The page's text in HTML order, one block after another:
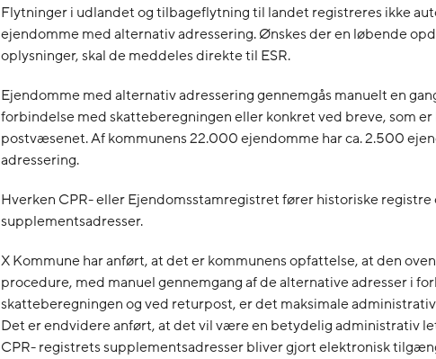
Flytninger i udlandet og tilbageflytning til landet registreres ikke
ejendomme med alternativ adressering. Ønskes der en løbende
oplysninger, skal de meddeles direkte til ESR.
Ejendomme med alternativ adressering gennemgås manuelt en
forbindelse med skatteberegningen eller konkret ved breve, som
postvæsenet. Af kommunens 22.000 ejendomme har ca. 2.500
adressering.
Hverken CPR- eller Ejendomsstamregistret fører historiske registre
supplementsadresser.
X Kommune har anført, at det er kommunens opfattelse, at den
procedure, med manuel gennemgang af de alternative adresser i
skatteberegningen og ved returpost, er det maksimale
Det er endvidere anført, at det vil være en betydelig administrativ
CPR- registrets supplementsadresser bliver gjort elektronisk